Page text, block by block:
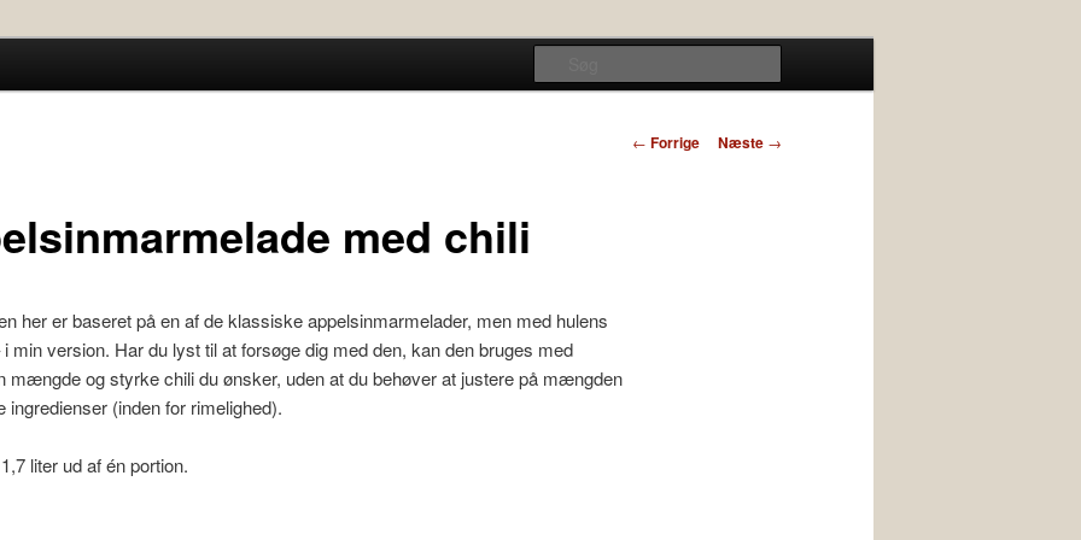
Indlægsnavigation
← Forrige Næste →
med chili
her er baseret på en af de klassiske appelsinmarmelader, men med hulens
i min version. Har du lyst til at forsøge dig med den, kan den bruges med
mængde og styrke chili du ønsker, uden at du behøver at justere på mængden
ingredienser (inden for rimelighed).
liter ud af én portion.